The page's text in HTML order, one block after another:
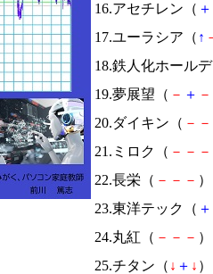
16.アセチレン（ ＋
17.ユーラシア（ ↑
18.鉄人化ホール
19.夢展望（ － ＋ －
20.ダイキン（ － －
21.ミロク（ － － －
22.長栄（ － － －
23.東洋テック（ ＋
24.丸紅（ － － －
25.チタン（ ↓ ＋ ↓